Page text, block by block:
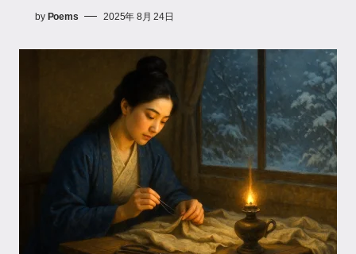
by Poems 2025年 8月 24日